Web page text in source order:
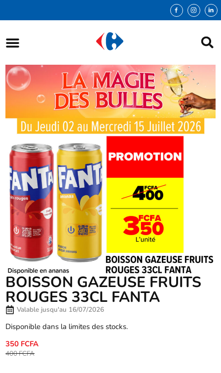
BOISSON GAZEUSE FRUITS
ROUGES 33CL FANTA
Valable jusqu'au 16/07/2026
Disponible dans la limites des stocks.
350 FCFA
400 FCFA